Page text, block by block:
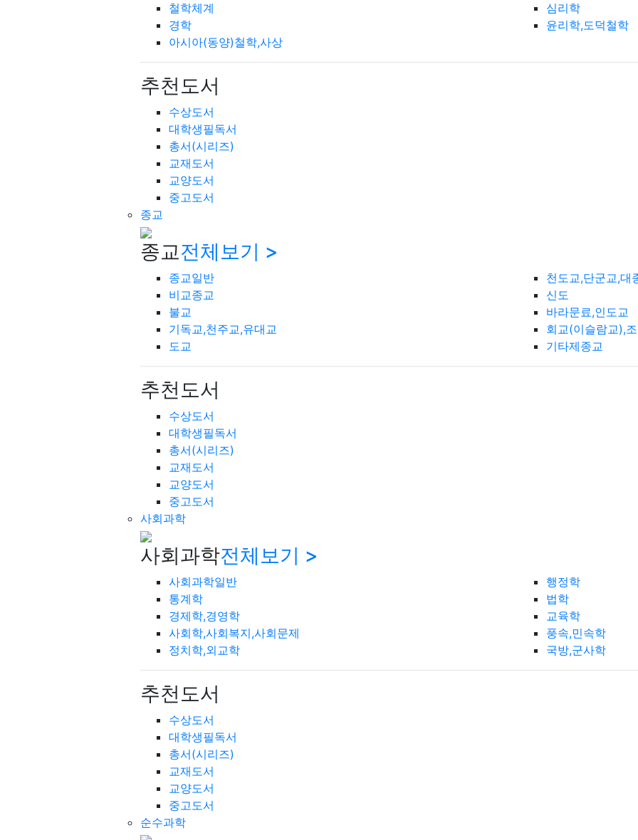
철학체계
경학
아시아(동양)철학,사상
심리학
윤리학,도덕철학
추천도서
수상도서
대학생필독서
총서(시리즈)
교재도서
교양도서
중고도서
종교
종교전체보기 >
종교일반
비교종교
불교
기독교,천주교,유대교
도교
천도교,단군교,대
신도
바라문료,인도교
회교(이슬람교),
기타제종교
추천도서
수상도서
대학생필독서
총서(시리즈)
교재도서
교양도서
중고도서
사회과학
사회과학전체보기 >
사회과학일반
통계학
경제학,경영학
사회학,사회복지,사회문제
정치학,외교학
행정학
법학
교육학
풍속,민속학
국방,군사학
추천도서
수상도서
대학생필독서
총서(시리즈)
교재도서
교양도서
중고도서
순수과학